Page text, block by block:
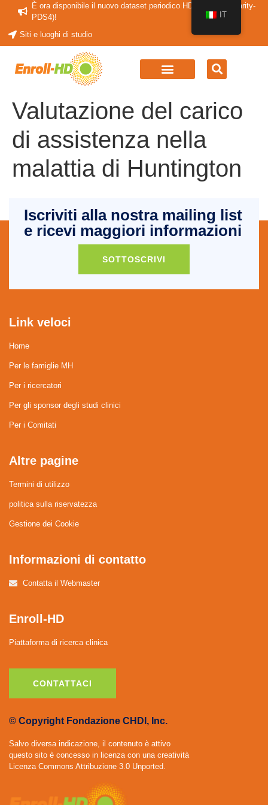
È ora disponibile il nuovo dataset periodico HDClarity (HDClarity-
PDS4)!
Siti e luoghi di studio
Valutazione del carico
di assistenza nella
malattia di Huntington
Iscriviti alla nostra mailing list
e ricevi maggiori informazioni
SOTTOSCRIVI
Link veloci
Home
Per le famiglie MH
Per i ricercatori
Per gli sponsor degli studi clinici
Per i Comitati
Altre pagine
Termini di utilizzo
politica sulla riservatezza
Gestione dei Cookie
Informazioni di contatto
Contatta il Webmaster
Enroll-HD
Piattaforma di ricerca clinica
CONTATTACI
© Copyright Fondazione CHDI, Inc.
Salvo diversa indicazione, il contenuto è attivo
questo sito è concesso in licenza con una creatività
Licenza Commons Attribuzione 3.0 Unported.